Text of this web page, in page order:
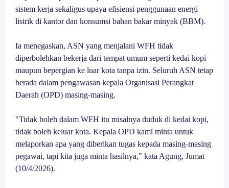
sistem kerja sekaligus upaya efisiensi penggunaan energi
listrik di kantor dan konsumsi bahan bakar minyak (BBM).
Ia menegaskan, ASN yang menjalani WFH tidak
diperbolehkan bekerja dari tempat umum seperti kedai kopi
maupun bepergian ke luar kota tanpa izin. Seluruh ASN tetap
berada dalam pengawasan kepala Organisasi Perangkat
Daerah (OPD) masing-masing.
"Tidak boleh dalam WFH itu misalnya duduk di kedai kopi,
tidak boleh keluar kota. Kepala OPD kami minta untuk
melaporkan apa yang diberikan tugas kepada masing-masing
pegawai, tapi kita juga minta hasilnya," kata Agung, Jumat
(10/4/2026).